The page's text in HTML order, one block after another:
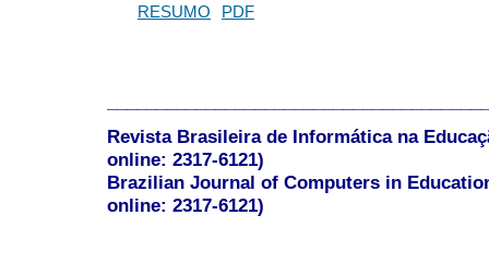
RESUMO PDF
Revista Brasileira de Informática na
online: 2317-6121)
Brazilian Journal of Computers in
online: 2317-6121)